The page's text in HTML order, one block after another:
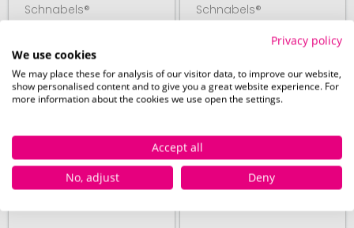
Schnabels®
ab 100 Stück
Quietsche-Ente
Schnabels®
ab 100 Stück
Quietsche-Ente Opa
ab
# 395.207432 # 395.207434
Privacy policy
We use cookies
We may place these for analysis of our visitor data, to improve our website,
show personalised content and to give you a great website experience. For
more information about the cookies we use open the settings.
Accept all
No, adjust
Deny